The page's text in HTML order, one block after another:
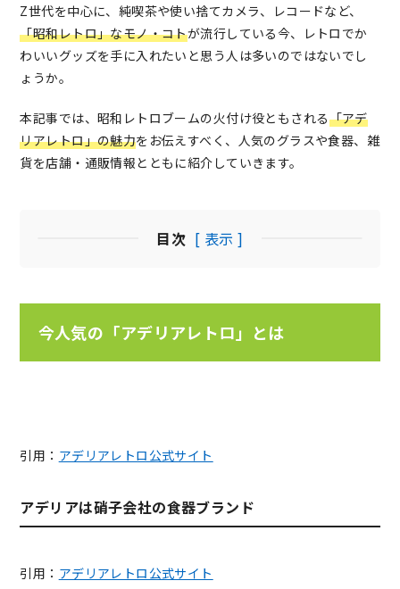
Z世代を中心に、純喫茶や使い捨てカメラ、レコードなど、
「昭和レトロ」なモノ・コトが流行している今、レトロでか
わいいグッズを手に入れたいと思う人は多いのではないでし
ょうか。
本記事では、昭和レトロブームの火付け役ともされる「アデ
リアレトロ」の魅力をお伝えすべく、人気のグラスや食器、雑
貨を店舗・通販情報とともに紹介していきます。
目次 [ 表示 ]
今人気の「アデリアレトロ」とは
引用： アデリアレトロ公式サイト
アデリアは硝子会社の食器ブランド
引用： アデリアレトロ公式サイト